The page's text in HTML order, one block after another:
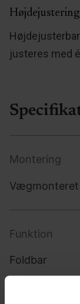
justeres med
Montering
Vægmonteret
Funktion
Foldbar